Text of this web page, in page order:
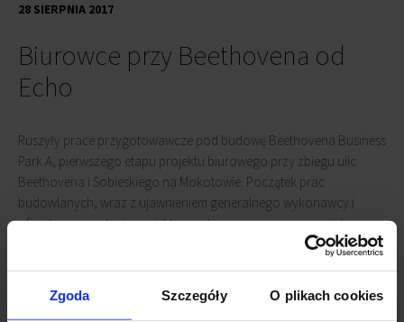
Zgoda Szczegóły O plikach cookies
Biurowce przy Beethovena od
Echo
28 SIERPNIA 2017
Ruszyły prace przygotowawcze pod budowę Beethovena Business
Park A, pierwszego etapu projektu biurowego przy zbiegu ulic
Beethovena i Sobieskiego na Mokotowie. Początek prac
budowlanych, wraz z ujawnieniem generalnego wykonawcy i
oficjalną prezentacją projektu, zaplanowane są na wrzesień.
Pierwszy biurowiec kompleksu dostarczy 17,8 tys. m2 powierzchni
biurowej, która będzie gotowa już w trzecim kwartale 2019 r. W